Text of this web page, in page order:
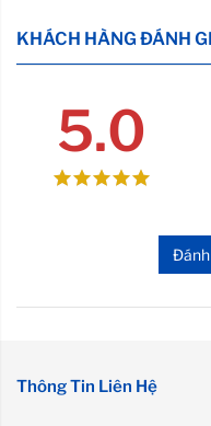
KHÁCH HÀNG ĐÁNH
5.0
Đánh
Thông Tin Liên Hệ